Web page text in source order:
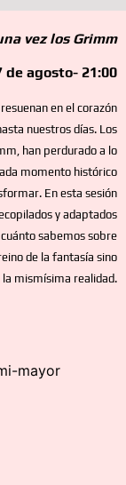
vez los Grimm
de agosto- 21:00
en el corazón
nuestros días. Los
han perdurado a lo
momento histórico
En esta sesión
y adaptados
sabemos sobre
de la fantasía sino
la mismísima realidad.